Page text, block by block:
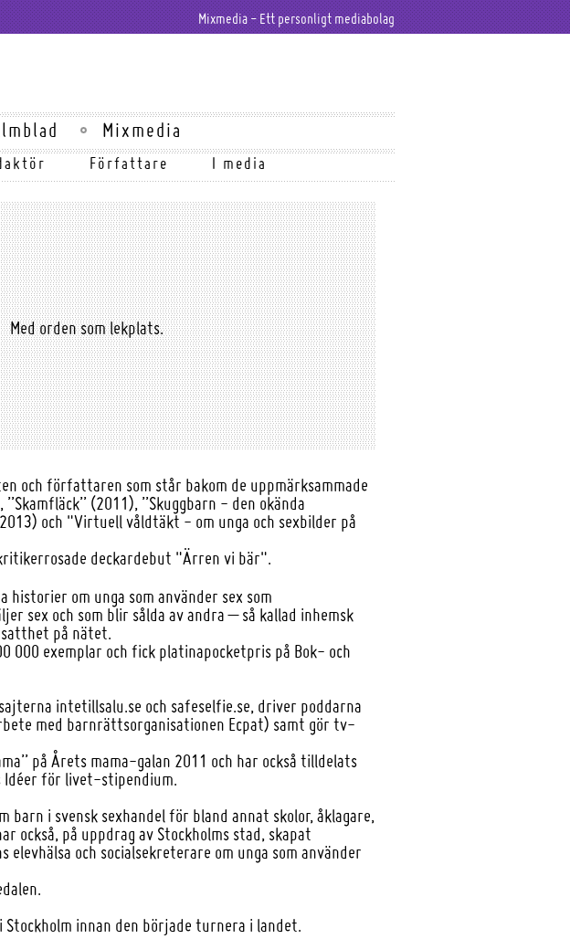
Mixmedia - Ett personligt mediabolag
Mixmedia
Författare I media
Med orden som lekplats.
och författaren som står bakom de uppmärksammade
(2011), ”Skuggbarn - den okända
och "Virtuell våldtäkt - om unga och sexbilder på
deckardebut "Ärren vi bär".
historier om unga som använder sex som
sex och som blir sålda av andra – så kallad inhemsk
på nätet.
000 exemplar och fick platinapocketpris på Bok- och
intetillsalu.se och safeselfie.se, driver poddarna
med barnrättsorganisationen Ecpat) samt gör tv-
på Årets mama-galan 2011 och har också tilldelats
Idéer för livet-stipendium.
barn i svensk sexhandel för bland annat skolor, åklagare,
också, på uppdrag av Stockholms stad, skapat
och socialsekreterare om unga som använder
innan den började turnera i landet.